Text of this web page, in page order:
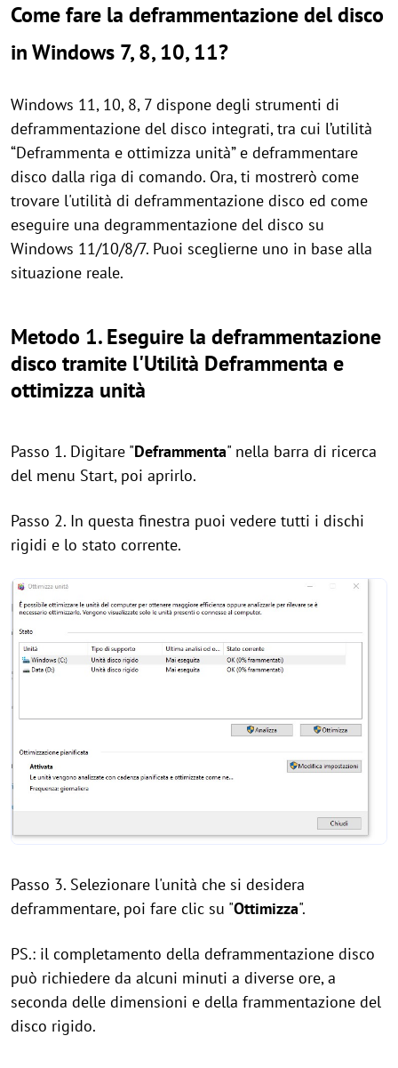
Come fare la deframmentazione del disco
in Windows 7, 8, 10, 11?
Windows 11, 10, 8, 7 dispone degli strumenti di
deframmentazione del disco integrati, tra cui l’utilità
“Deframmenta e ottimizza unità” e deframmentare
disco dalla riga di comando. Ora, ti mostrerò come
trovare l'utilità di deframmentazione disco ed come
eseguire una degrammentazione del disco su
Windows 11/10/8/7. Puoi sceglierne uno in base alla
situazione reale.
Metodo 1. Eseguire la deframmentazione
disco tramite l'Utilità Deframmenta e
ottimizza unità
Passo 1. Digitare "Deframmenta" nella barra di ricerca
del menu Start, poi aprirlo.
Passo 2. In questa finestra puoi vedere tutti i dischi
rigidi e lo stato corrente.
Passo 3. Selezionare l'unità che si desidera
deframmentare, poi fare clic su "Ottimizza".
PS.: il completamento della deframmentazione disco
può richiedere da alcuni minuti a diverse ore, a
seconda delle dimensioni e della frammentazione del
disco rigido.